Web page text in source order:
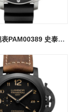
沛纳海腕表PAM00389 史泰龙同款手表